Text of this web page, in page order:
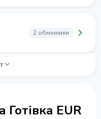
2 обмінники
Готівка EUR